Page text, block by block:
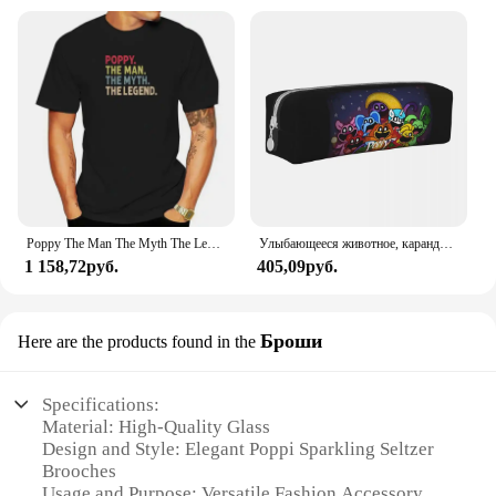
Poppy The Man The Myth The Legend Забавная подарочная футболка для дедушки, хлопковые персонализированные топы, футболки, забавные мужские футболки, дизайн
1 158,72руб.
Улыбающееся животное, карандаш, фантазия, манга, вместительный пенал для карандашей, для девочек и мальчиков, квадратные винтажные школьные пеналы с принтом
405,09руб.
Here are the products found in the Броши
Specifications:
Material: High-Quality Glass
Design and Style: Elegant Poppi Sparkling Seltzer
Brooches